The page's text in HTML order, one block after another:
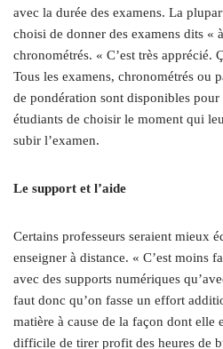
avec la durée des examens. La
choisi de donner des examens dits «
chronométrés. « C’est très apprécié.
Tous les examens, chronométrés ou
de pondération sont disponibles
étudiants de choisir le moment qui
subir l’examen.
Le support et l’aide
Certains professeurs seraient mieux
enseigner à distance. « C’est moins
avec des supports numériques
faut donc qu’on fasse un effort
matière à cause de la façon dont elle
difficile de tirer profit des heures de